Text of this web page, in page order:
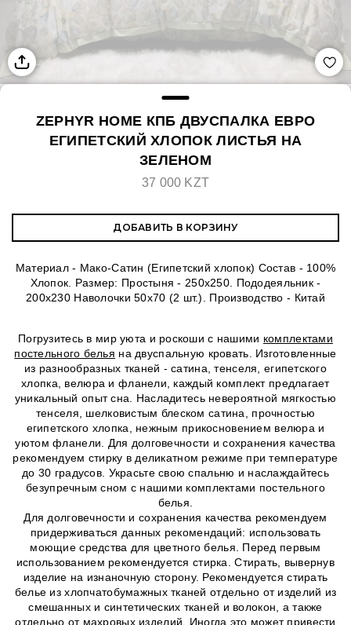
ZEPHYR HOME КПБ ДВУСПАЛКА ЕВРО
ЕГИПЕТСКИЙ ХЛОПОК ЛИСТЬЯ НА
ЗЕЛЕНОМ
37 000 KZT
ДОБАВИТЬ В КОРЗИНУ
Материал - Мако-Сатин (Египетский хлопок) Состав - 100%
Хлопок. Размер: Простыня - 250х250. Пододеяльник -
200х230 Наволочки 50х70 (2 шт.). Производство - Китай
Погрузитесь в мир уюта и роскоши с нашими комплектами
постельного белья на двуспальную кровать. Изготовленные
из разнообразных тканей - сатина, тенселя, египетского
хлопка, велюра и фланели, каждый комплект предлагает
уникальный опыт сна. Насладитесь невероятной мягкостью
тенселя, шелковистым блеском сатина, прочностью
египетского хлопка, нежным прикосновением велюра и
уютом фланели. Для долговечности и сохранения качества
рекомендуем стирку в деликатном режиме при температуре
до 30 градусов. Украсьте свою спальню и наслаждайтесь
безупречным сном с нашими комплектами постельного
белья.
Для долговечности и сохранения качества рекомендуем
придерживаться данных рекомендаций: использовать
моющие средства для цветного белья. Перед первым
использованием рекомендуется стирка. Стирать, вывернув
изделие на изнаночную сторону. Рекомендуется стирать
белье из хлопчатобумажных тканей отдельно от изделий из
смешанных и синтетических тканей и волокон, а также
отдельно от махровых изделий. Иногда это может привести